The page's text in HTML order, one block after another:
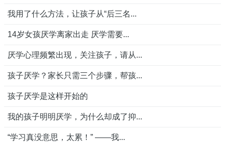
我用了什么方法，让孩子从“后三名...
14岁女孩厌学离家出走 厌学需要...
厌学心理频繁出现，关注孩子，请从...
孩子厌学？家长只需三个步骤，帮孩...
孩子厌学是这样开始的
我的孩子明明厌学，为什么却成了抑...
“学习真没意思，太累！” ——我...